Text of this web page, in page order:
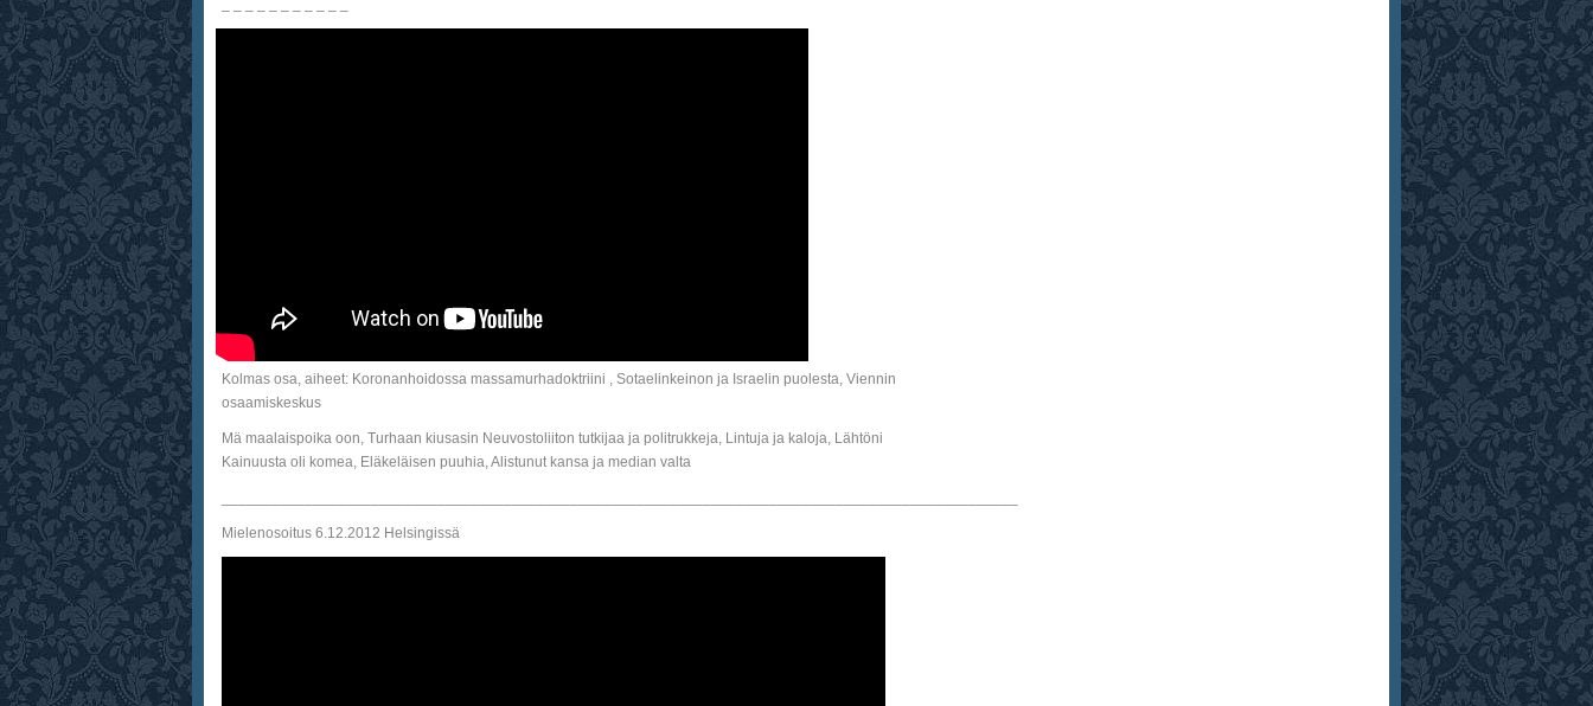
– – – – – – – – – – –
Kolmas osa, aiheet: Koronanhoidossa massamurhadoktriini , Sotaelinkeinon ja Israelin puolesta, Viennin
osaamiskeskus
Mä maalaispoika oon, Turhaan kiusasin Neuvostoliiton tutkijaa ja politrukkeja, Lintuja ja kaloja, Lähtöni
Kainuusta oli komea, Eläkeläisen puuhia, Alistunut kansa ja median valta
Mielenosoitus 6.12.2012 Helsingissä